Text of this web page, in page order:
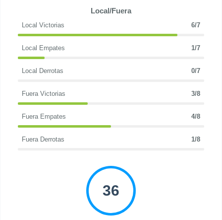
Local/Fuera
Local Victorias 6/7
Local Empates 1/7
Local Derrotas 0/7
Fuera Victorias 3/8
Fuera Empates 4/8
Fuera Derrotas 1/8
36